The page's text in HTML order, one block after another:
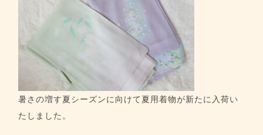
暑さの増す夏シーズンに向けて夏用着物が新たに入荷い
たしました。